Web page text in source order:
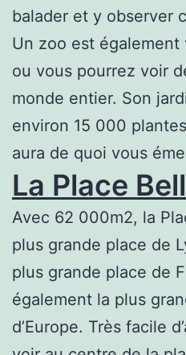
balader et y observer
Un zoo est
ou vous pourrez voir
monde entier. Son
environ 15 000
aura de quoi vous
La Place
Avec 62 000m2, la
plus grande place de
plus grande place de
également la plus
d’Europe. Très facile